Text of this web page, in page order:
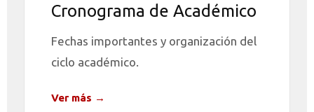
Cronograma de Académico
Fechas importantes y organización del
ciclo académico.
Ver más →